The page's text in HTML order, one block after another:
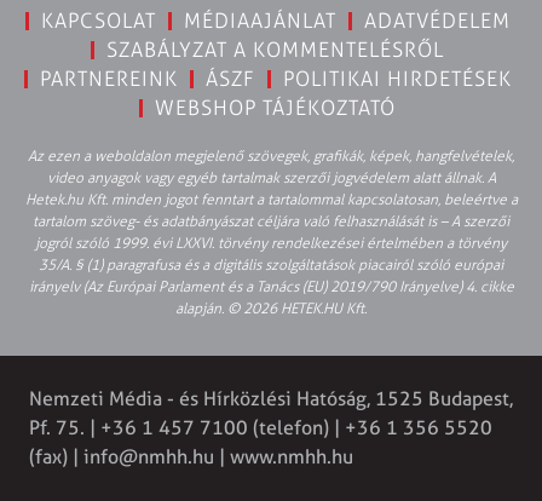
KAPCSOLAT MÉDIAAJÁNLAT
ADATVÉDELEM
SZABÁLYZAT A KOMMENTELÉSRŐL
PARTNEREINK
ÁSZF
POLITIKAI HIRDETÉSEK
WEBSHOP TÁJÉKOZTATÓ
Az ezen a weboldalon megjelenő szövegek, grafikák, képek, hangfelvételek,
video anyagok vagy egyéb tartalmak szerzői jogvédelem alatt állnak. A
Hetek.hu Kft. minden jogot fenntart a tartalommal kapcsolatosan, beleértve a
tartalom szöveg- és adatbányászat céljára való felhasználását is – A szerzői
jogról szóló 1999. évi LXXVI. törvény rendelkezései értelmében a törvény
35/A. § (1) paragrafusa és a digitális szolgáltatások piacairól szóló európai
irányelv (Az Európai Parlament és a Tanács (EU) 2019/790 Irányelve) 4. cikke
alapján. © 2026 HETEK.HU Kft.
Nemzeti Média - és Hírközlési Hatóság, 1525 Budapest,
Pf. 75. | +36 1 457 7100 (telefon) | +36 1 356 5520
(fax) | info@nmhh.hu | www.nmhh.hu